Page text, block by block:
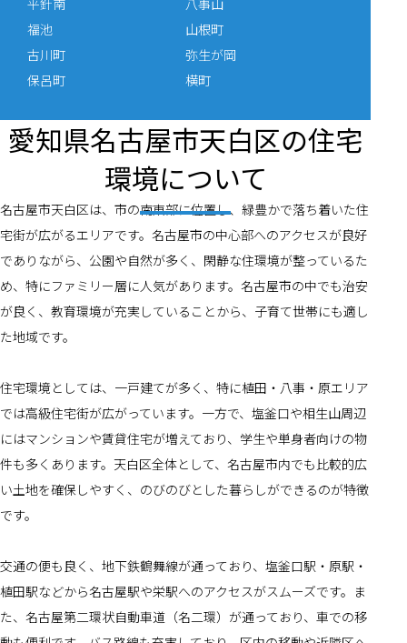
平針南
福池
古川町
保呂町
八事山
山根町
弥生が岡
横町
愛知県名古屋市天白区の住宅
環境について
名古屋市天白区は、市の南東部に位置し、緑豊かで落ち着いた住
宅街が広がるエリアです。名古屋市の中心部へのアクセスが良好
でありながら、公園や自然が多く、閑静な住環境が整っているた
め、特にファミリー層に人気があります。名古屋市の中でも治安
が良く、教育環境が充実していることから、子育て世帯にも適し
た地域です。
住宅環境としては、一戸建てが多く、特に植田・八事・原エリア
では高級住宅街が広がっています。一方で、塩釜口や相生山周辺
にはマンションや賃貸住宅が増えており、学生や単身者向けの物
件も多くあります。天白区全体として、名古屋市内でも比較的広
い土地を確保しやすく、のびのびとした暮らしができるのが特徴
です。
交通の便も良く、地下鉄鶴舞線が通っており、塩釜口駅・原駅・
植田駅などから名古屋駅や栄駅へのアクセスがスムーズです。ま
た、名古屋第二環状自動車道（名二環）が通っており、車での移